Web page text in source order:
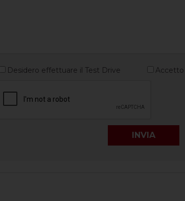
Desidero effettuare il Test Drive Accetto